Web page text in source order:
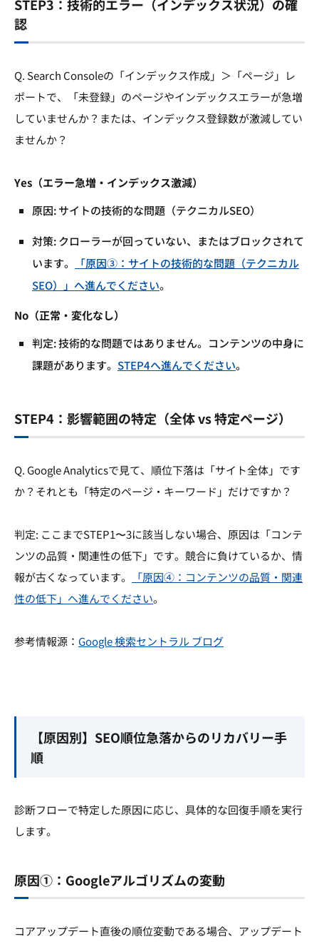
STEP3：技術的エラー（インデックス状況）の確
認
Q. Search Consoleの「インデックス作成」＞「ページ」レ
ポートで、「未登録」のページやインデックスエラーが急増
していませんか？または、インデックス登録数が激減してい
ませんか？
Yes（エラー急増・インデックス激減）
原因: サイトの技術的な問題（テクニカルSEO）
対策: クローラーが回っていない、またはブロックされて
います。
「原因③：サイトの技術的な問題（テクニカル
SEO）」へ進んでください。
No（正常・変化なし）
判定: 技術的な問題ではありません。コンテンツの中身に
課題があります。 STEP4へ進んでください。
STEP4：影響範囲の特定（全体 vs 特定ページ）
Q. Google Analyticsで見て、順位下落は「サイト全体」です
か？それとも「特定のページ・キーワード」だけですか？
判定: ここまでSTEP1〜3に該当しない場合、原因は「コンテ
ンツの品質・関連性の低下」です。競合に負けているか、情
報が古くなっています。
「原因④：コンテンツの品質・関連
性の低下」へ進んでください。
参考情報源： Google 検索セントラル ブログ
【原因別】SEO順位急落からのリカバリー手
順
診断フローで特定した原因に応じ、具体的な回復手順を実行
します。
原因①：Googleアルゴリズムの変動
コアアップデート直後の順位変動である場合、アップデート